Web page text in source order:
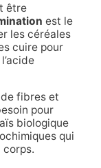
être
est le
les céréales
cuire pour
fibres et
pour
biologique
qui